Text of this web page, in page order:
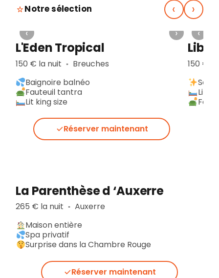
Notre sélection ‹ ›
‹ ›
L'Eden Tropical
150 € la nuit ▪︎ Breuches
Baignoire balnéo
Fauteuil tantra
Lit king size
Réserver maintenant
‹
150 €
Lit
La Parenthèse d ‘Auxerre
265 € la nuit ▪︎ Auxerre
Maison entière
Spa privatif
Surprise dans la Chambre Rouge
Réserver maintenant